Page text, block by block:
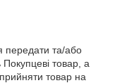
передати та/або
товар, а
товар на